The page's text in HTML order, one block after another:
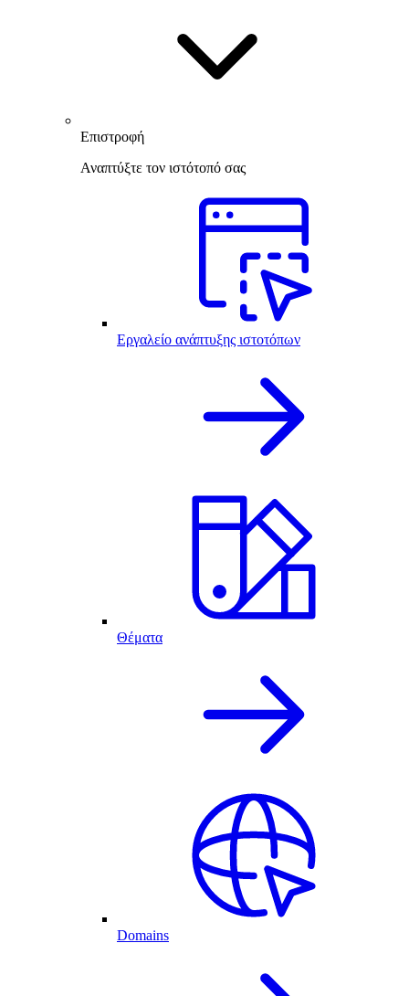
Επιστροφή
Αναπτύξτε τον ιστότοπό σας
Εργαλείο ανάπτυξης ιστοτόπων
Θέματα
Domains